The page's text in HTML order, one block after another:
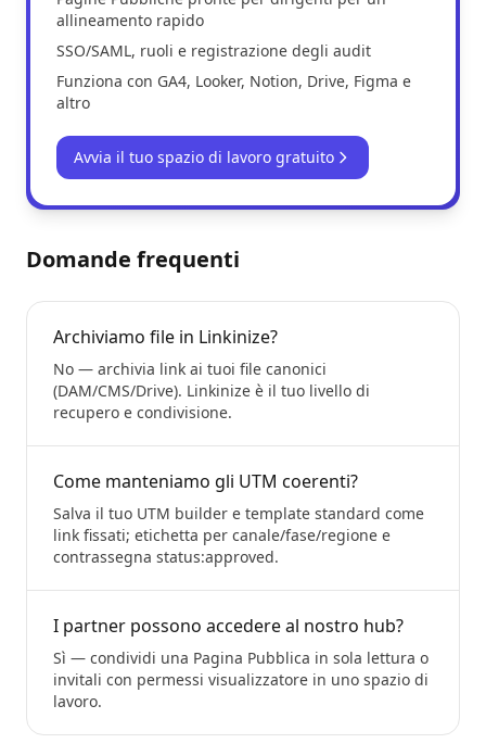
allineamento rapido
SSO/SAML, ruoli e registrazione degli audit
Funziona con GA4, Looker, Notion, Drive, Figma e
altro
Avvia il tuo spazio di lavoro gratuito
Domande frequenti
Archiviamo file in Linkinize?
No — archivia link ai tuoi file canonici
(DAM/CMS/Drive). Linkinize è il tuo livello di
recupero e condivisione.
Come manteniamo gli UTM coerenti?
Salva il tuo UTM builder e template standard come
link fissati; etichetta per canale/fase/regione e
contrassegna status:approved.
I partner possono accedere al nostro hub?
Sì — condividi una Pagina Pubblica in sola lettura o
invitali con permessi visualizzatore in uno spazio di
lavoro.